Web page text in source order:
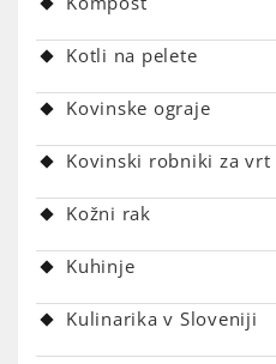
Kotli na pelete
Kovinske ograje
Kovinski robniki za vrt
Kožni rak
Kuhinje
Kulinarika v Sloveniji